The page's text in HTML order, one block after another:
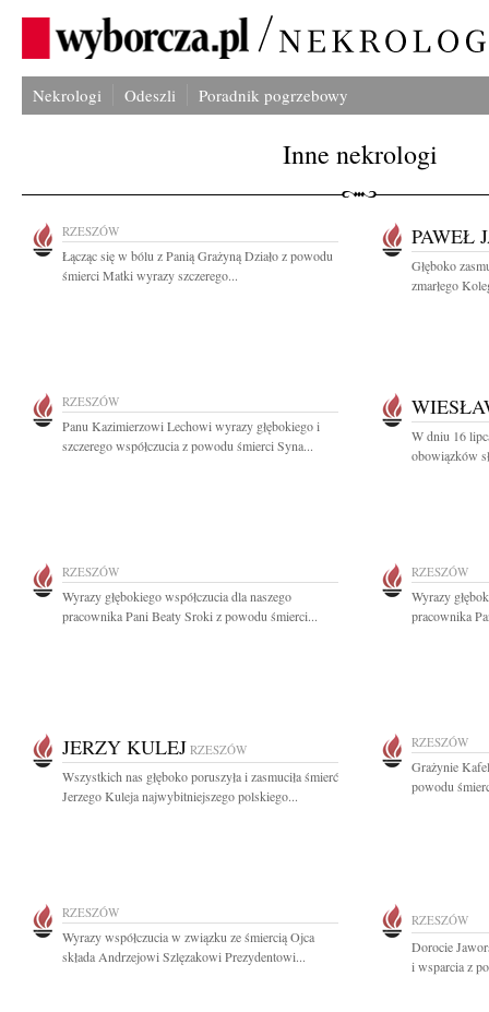
Nekrologi Odeszli Poradnik pogrzebowy
Inne nekrologi
RZESZÓW
Łącząc się w bólu z Panią Grażyną Działo z powodu
śmierci Matki wyrazy szczerego...
PAWEŁ
Głęboko
zmarłego
RZESZÓW
Panu Kazimierzowi Lechowi wyrazy głębokiego i
szczerego współczucia z powodu śmierci Syna...
W dniu 16
obowiązków
RZESZÓW
Wyrazy głębokiego współczucia dla naszego
pracownika Pani Beaty Sroki z powodu śmierci...
RZESZÓW
Wyrazy
pracownika
JERZY KULEJ RZESZÓW
Wszystkich nas głęboko poruszyła i zasmuciła śmierć
Jerzego Kuleja najwybitniejszego polskiego...
RZESZÓW
Grażynie
powodu
RZESZÓW
Wyrazy współczucia w związku ze śmiercią Ojca
składa Andrzejowi Szlęzakowi Prezydentowi...
RZESZÓW
Dorocie
i wsparcia z